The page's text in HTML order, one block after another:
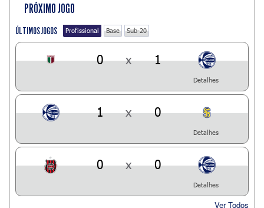
PRÓXIMO JOGO
ÚLTIMOS JOGOS Profissional Base Sub-20
0 x 1
Detalhes
1 x 0
Detalhes
0 x 0
Detalhes
Ver Todos